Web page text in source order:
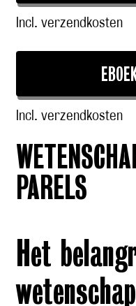
Incl. verzendkosten
Incl. verzendkosten
PARELS
Het